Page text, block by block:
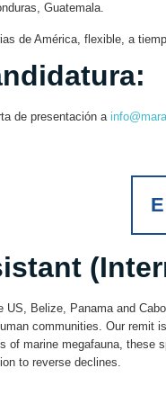
Guatemala.
de América, flexible, a
de presentación a
Belize, Panama and
communities. Our
marine megafauna,
to reverse declines.